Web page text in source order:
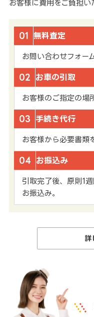
お客様に費用をご負担い
01 無料査定
お問い合わせフォー
02 お車の引取
お客様のご指定の場
03 手続き代行
お客様から必要書類
04 お振込み
引取完了後、原則1
お振込み。
詳